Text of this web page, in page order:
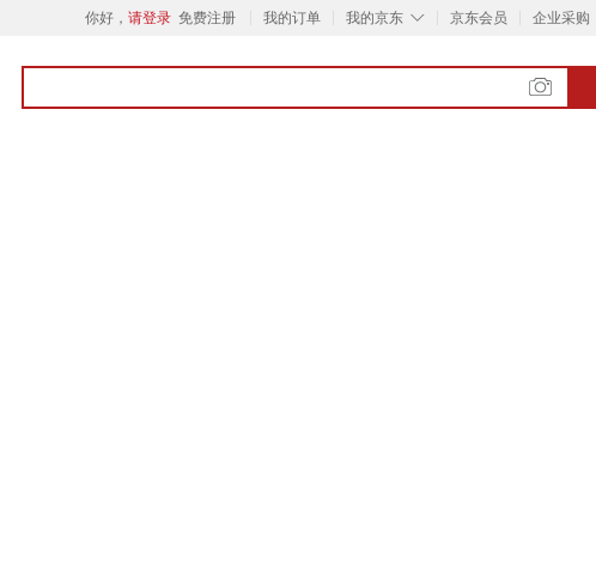
你好， 请登录 免费注册 我的订单 ◇
我的京东 京东会员 企业采购